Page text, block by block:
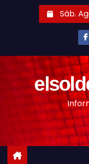
n
Sáb.